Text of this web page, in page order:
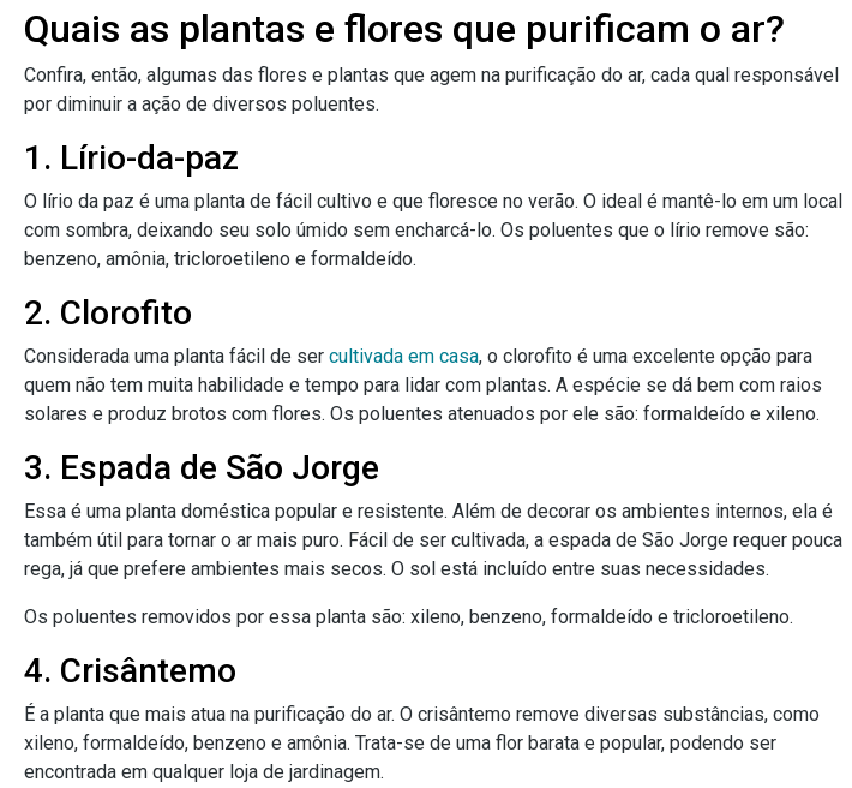
Quais as plantas e flores que purificam o ar?
Confira, então, algumas das flores e plantas que agem na purificação do ar, cada qual responsável
por diminuir a ação de diversos poluentes.
1. Lírio-da-paz
O lírio da paz é uma planta de fácil cultivo e que floresce no verão. O ideal é mantê-lo em um local
com sombra, deixando seu solo úmido sem encharcá-lo. Os poluentes que o lírio remove são:
benzeno, amônia, tricloroetileno e formaldeído.
2. Clorofito
Considerada uma planta fácil de ser cultivada em casa, o clorofito é uma excelente opção para
quem não tem muita habilidade e tempo para lidar com plantas. A espécie se dá bem com raios
solares e produz brotos com flores. Os poluentes atenuados por ele são: formaldeído e xileno.
3. Espada de São Jorge
Essa é uma planta doméstica popular e resistente. Além de decorar os ambientes internos, ela é
também útil para tornar o ar mais puro. Fácil de ser cultivada, a espada de São Jorge requer pouca
rega, já que prefere ambientes mais secos. O sol está incluído entre suas necessidades.
Os poluentes removidos por essa planta são: xileno, benzeno, formaldeído e tricloroetileno.
4. Crisântemo
É a planta que mais atua na purificação do ar. O crisântemo remove diversas substâncias, como
xileno, formaldeído, benzeno e amônia. Trata-se de uma flor barata e popular, podendo ser
encontrada em qualquer loja de jardinagem.